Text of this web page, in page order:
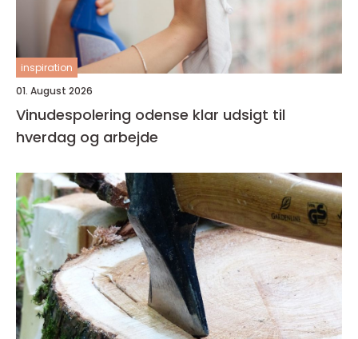
inspiration
01. August 2026
Vinudespolering odense klar udsigt til
hverdag og arbejde